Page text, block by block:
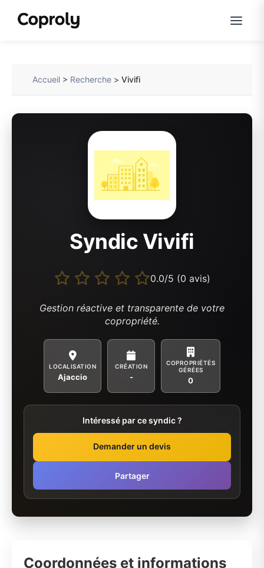
Accueil > Recherche >Vivifi
Syndic Vivifi
0.0/5 (0 avis)
Gestion réactive et transparente de votre
copropriété.
LOCALISATION
Ajaccio
CRÉATION
-
COPROPRIÉTÉS
GÉRÉES
0
Intéressé par ce syndic ?
Demander un devis
Partager
Coordonnées et informations